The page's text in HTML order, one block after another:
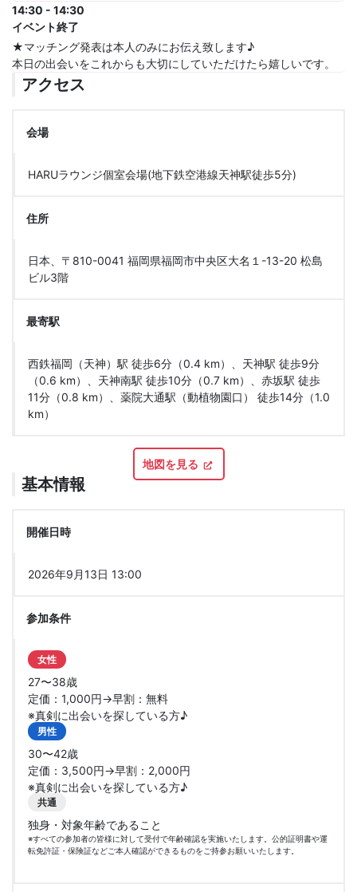
14:30 - 14:30
イベント終了
★マッチング発表は本人のみにお伝え致します♪
本日の出会いをこれからも大切にしていただけたら嬉しいです。
アクセス
会場
HARUラウンジ個室会場(地下鉄空港線天神駅徒歩5分)
住所
日本、〒810-0041 福岡県福岡市中央区大名１-13-20 松島
ビル3階
最寄駅
西鉄福岡（天神）駅 徒歩6分（0.4 km）、天神駅 徒歩9分
（0.6 km）、天神南駅 徒歩10分（0.7 km）、赤坂駅 徒歩
11分（0.8 km）、薬院大通駅（動植物園口） 徒歩14分（1.0
km）
地図を見る
基本情報
開催日時
2026年9月13日 13:00
参加条件
女性
27〜38歳
定価：1,000円→早割：無料
※真剣に出会いを探している方♪
男性
30〜42歳
定価：3,500円→早割：2,000円
※真剣に出会いを探している方♪
共通
独身・対象年齢であること
※すべての参加者の皆様に対して受付で年齢確認を実施いたします。公的証明書や運
転免許証・保険証などご本人確認ができるものをご持参お願いいたします。